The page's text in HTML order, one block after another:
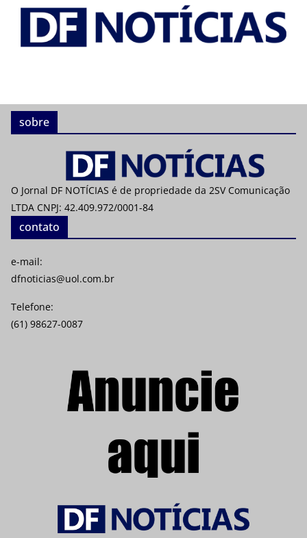
sobre
O Jornal DF NOTÍCIAS é de propriedade da 2SV Comunicação
LTDA CNPJ: 42.409.972/0001-84
contato
e-mail:
dfnoticias@uol.com.br
Telefone:
(61) 98627-0087